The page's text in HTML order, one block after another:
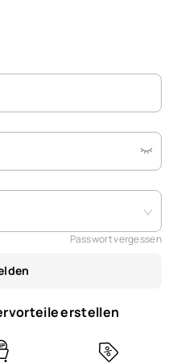
Passwort vergessen
erstellen